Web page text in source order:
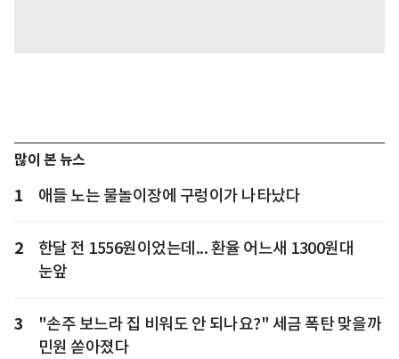
많이 본 뉴스
1 애들 노는 물놀이장에 구렁이가 나타났다
2
한달 전 1556원이었는데... 환율 어느새 1300원대
눈앞
3
"손주 보느라 집 비워도 안 되나요?" 세금 폭탄 맞을까
민원 쏟아졌다